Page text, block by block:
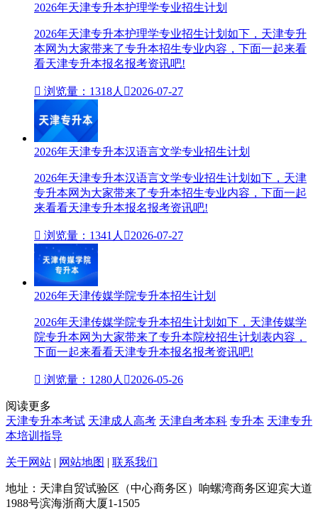
2026年天津专升本护理学专业招生计划
2026年天津专升本护理学专业招生计划如下，天津专升
本网为大家带来了专升本招生专业内容，下面一起来看
看天津专升本报名报考资讯吧!
 浏览量：1318人 2026-07-27
2026年天津专升本汉语言文学专业招生计划
2026年天津专升本汉语言文学专业招生计划如下，天津
专升本网为大家带来了专升本招生专业内容，下面一起
来看看天津专升本报名报考资讯吧!
 浏览量：1341人 2026-07-27
2026年天津传媒学院专升本招生计划
2026年天津传媒学院专升本招生计划如下，天津传媒学
院专升本网为大家带来了专升本院校招生计划表内容，
下面一起来看看天津专升本报名报考资讯吧!
 浏览量：1280人 2026-05-26
阅读更多
天津专升本考试 天津成人高考 天津自考本科 专升本 天津专升
本培训指导
关于网站 | 网站地图 | 联系我们
地址：天津自贸试验区（中心商务区）响螺湾商务区迎宾大道
1988号滨海浙商大厦1-1505